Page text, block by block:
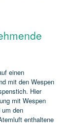
einen
mit den Wespen
Hier
mit Wespen
um den
enthaltene